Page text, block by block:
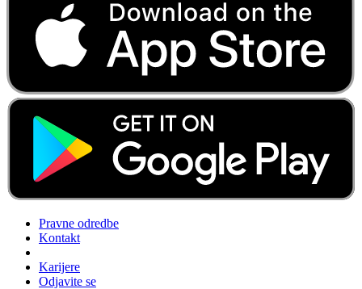
Pravne odredbe
Kontakt
Karijere
Odjavite se